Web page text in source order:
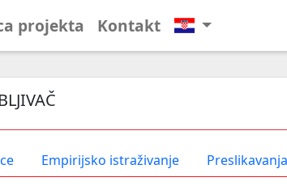
projekta Kontakt
Empirijsko istraživanje Preslikavanja